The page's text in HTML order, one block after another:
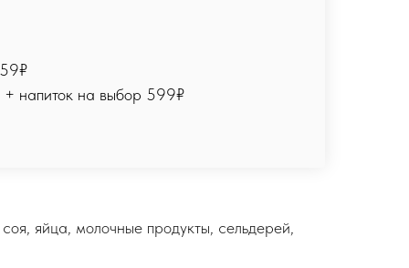
напиток на выбор 599₽
яйца, молочные продукты, сельдерей,